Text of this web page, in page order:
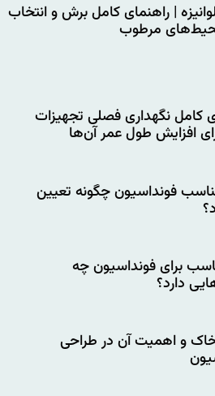
| راهنمای کامل برش و انتخاب
مرطوب
کامل نگهداری فصلی تجهیزات
افزایش طول عمر آن‌ها
فونداسیون چگونه تعیین
برای فونداسیون چه
دارد؟
و اهمیت آن در طراحی